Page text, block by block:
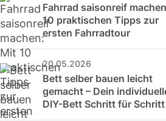
Fahrrad saisonreif
10 praktischen Tipps zur
ersten Fahrradtour
20.05.2026
Bett selber bauen leicht
gemacht – Dein
DIY-Bett Schritt für Schritt